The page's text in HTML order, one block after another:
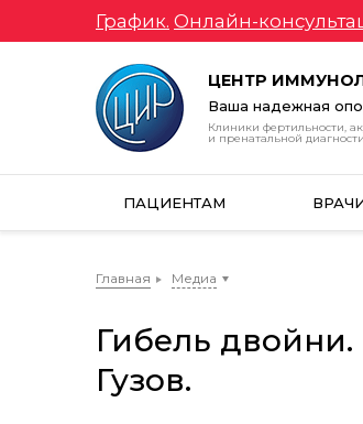
График. Онлайн-
ЦЕНТР
Ваша надежная
Клиники фертильности,
и пренатальной
ПАЦИЕНТАМ
Главная Медиа
Гибель
Гузов.